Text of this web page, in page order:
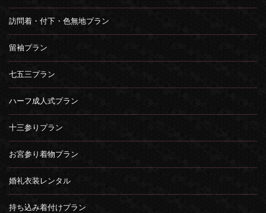
訪問着・付下・色無地プラン
留袖プラン
七五三プラン
ハーフ成人式プラン
十三参りプラン
お宮参り着物プラン
婚礼衣装レンタル
持ち込み着付けプラン